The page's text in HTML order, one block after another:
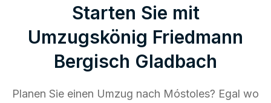
Starten Sie mit
Umzugskönig Friedmann
Bergisch Gladbach
Planen Sie einen Umzug nach Móstoles? Egal wo